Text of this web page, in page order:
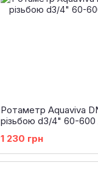
Ротаметр Aquaviva
різьбою d3/4" 60-600
1 230 грн